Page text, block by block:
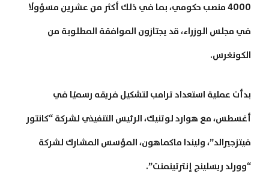
4000 منصب حكومي، بما في ذلك أكثر من عشرين مسؤولًا
في مجلس الوزراء، قد يجتازون الموافقة المطلوبة من
الكونغرس.
بدأت عملية استعداد ترامب لتشكيل فريقه رسميًا في
أغسطس، مع هوارد لوتنيك، الرئيس التنفيذي لشركة “كانتور
فيتزجيرالد”، وليندا ماكماهون، المؤسس المشارك لشركة
“وورلد ريسلينج إنترتينمنت”.